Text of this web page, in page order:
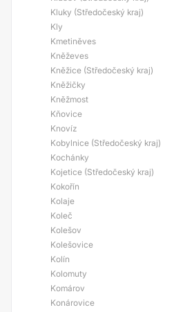
Kluky (Středočeský kraj)
Kly
Kmetiněves
Kněževes
Kněžice (Středočeský kraj)
Kněžičky
Kněžmost
Kňovice
Knovíz
Kobylnice (Středočeský kraj)
Kochánky
Kojetice (Středočeský kraj)
Kokořín
Kolaje
Koleč
Kolešov
Kolešovice
Kolín
Kolomuty
Komárov
Konárovice